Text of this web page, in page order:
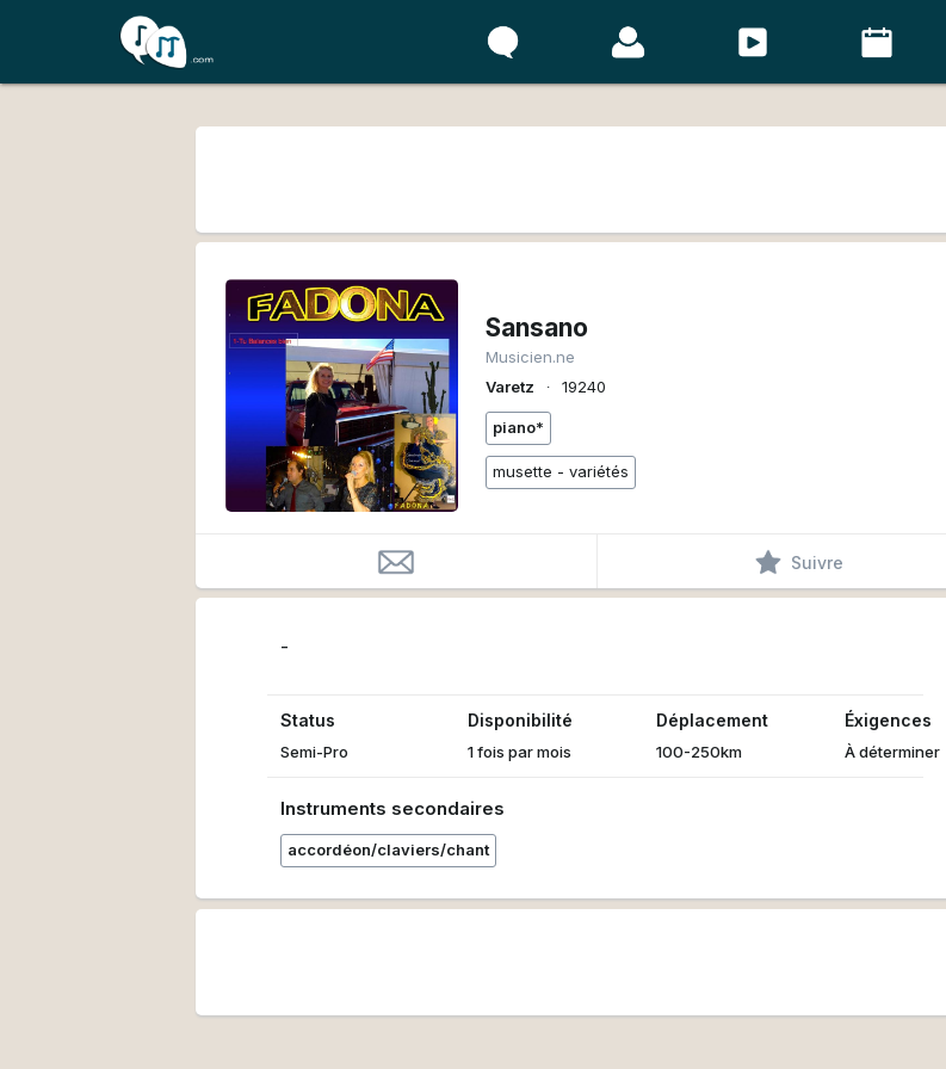
Sansano
Musicien.ne
Varetz
∙ 19240
piano*
musette - variétés
Suivre
-
Status
Semi-Pro
Disponibilité
1 fois par mois
Déplacement
100-250km
Éxigences
À déterminer
Instruments secondaires
accordéon/claviers/chant